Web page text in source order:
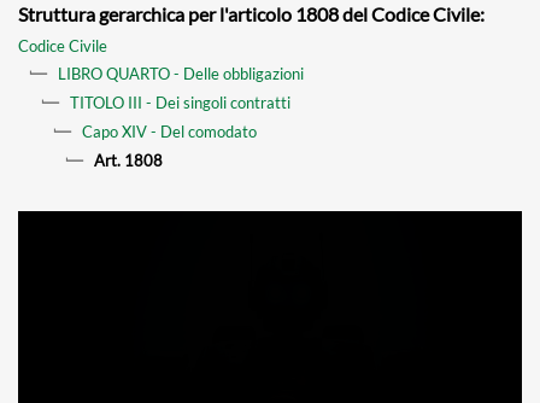
Struttura gerarchica per l'articolo 1808 del Codice Civile:
Codice Civile
LIBRO QUARTO - Delle obbligazioni
TITOLO III - Dei singoli contratti
Capo XIV - Del comodato
Art. 1808